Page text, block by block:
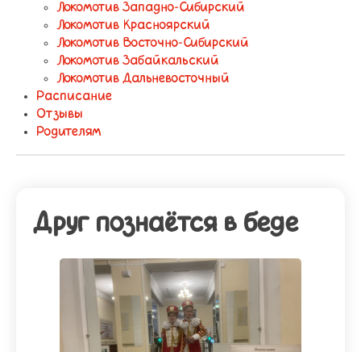
Локомотив Западно-Сибирский
Локомотив Красноярский
Локомотив Восточно-Сибирский
Локомотив Забайкальский
Локомотив Дальневосточный
Расписание
Отзывы
Родителям
Друг познаётся в беде